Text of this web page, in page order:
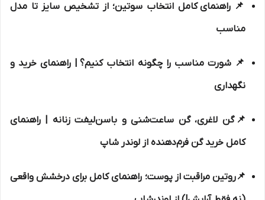
📌راهنمای کامل انتخاب سوتین؛ از تشخیص سایز تا مدل
مناسب
📌شورت مناسب را چگونه انتخاب کنیم؟| راهنمای خرید و
نگهداری
📌گن لاغری، گن ساعت‌شنی و باسن‌لیفت زنانه | راهنمای
کامل خرید گن فرم‌دهنده از لوندر شاپ
📌روتین مراقبت از پوست؛ راهنمای کامل برای درخشش واقعی